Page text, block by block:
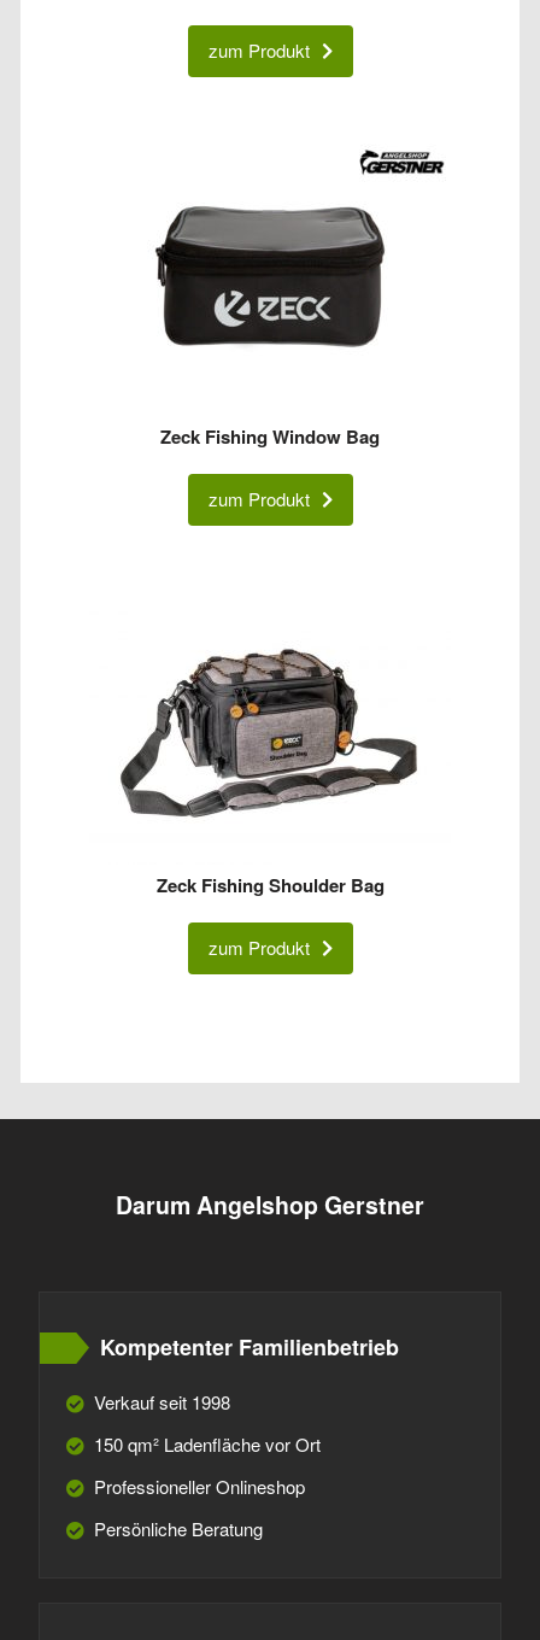
zum Produkt
Zeck Fishing Window Bag
zum Produkt
Zeck Fishing Shoulder Bag
zum Produkt
Darum Angelshop Gerstner
Kompetenter Familienbetrieb
Verkauf seit 1998
150 qm² Ladenfläche vor Ort
Professioneller Onlineshop
Persönliche Beratung